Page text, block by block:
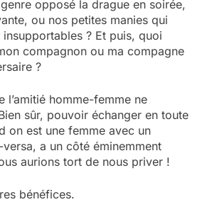
opposé la drague en soirée,
ou nos petites manies qui
insupportables ? Et puis, quoi
compagnon ou ma compagne
?
l’amitié homme-femme ne
sûr, pouvoir échanger en toute
on est une femme avec un
a un côté éminemment
aurions tort de nous priver !
bénéfices.